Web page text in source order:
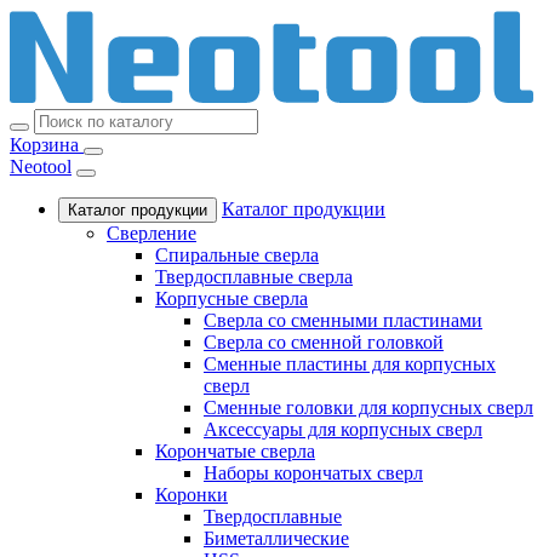
Корзина
Neotool
Каталог продукции
Каталог продукции
Сверление
Спиральные сверла
Твердосплавные сверла
Корпусные сверла
Сверла со сменными пластинами
Сверла со сменной головкой
Сменные пластины для корпусных
сверл
Сменные головки для корпусных сверл
Аксессуары для корпусных сверл
Корончатые сверла
Наборы корончатых сверл
Коронки
Твердосплавные
Биметаллические